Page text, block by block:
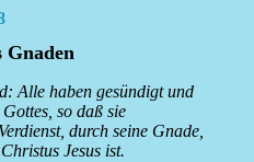
Gnaden
Alle haben gesündigt und
so daß sie
durch seine Gnade,
Jesus ist.